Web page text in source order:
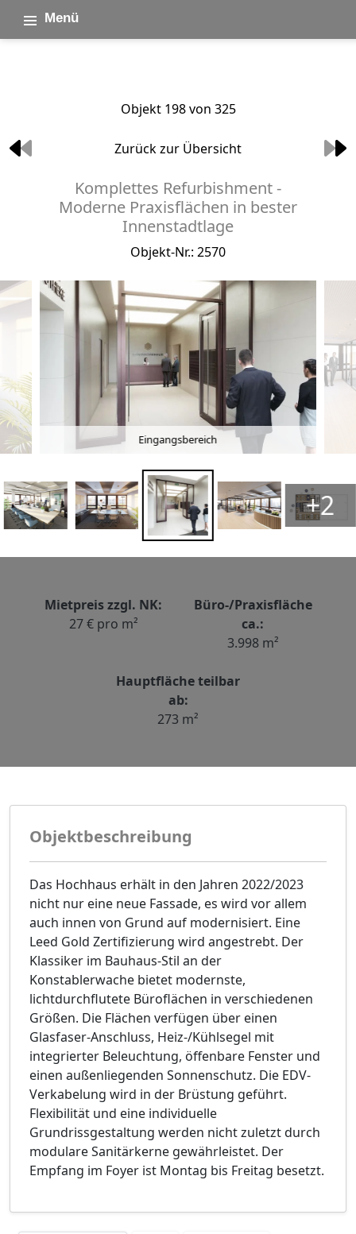
Menü
Objekt 198 von 325
Zurück zur Übersicht
Komplettes Refurbishment -
Moderne Praxisflächen in bester
Innenstadtlage
Objekt-Nr.: 2570
Eingangsbereich
+2
Mietpreis zzgl. NK:
27 € pro m²
Büro-/Praxisfläche
ca.:
3.998 m²
Hauptfläche teilbar
ab:
273 m²
Objektbeschreibung
Das Hochhaus erhält in den Jahren 2022/2023
nicht nur eine neue Fassade, es wird vor allem
auch innen von Grund auf modernisiert. Eine
Leed Gold Zertifizierung wird angestrebt. Der
Klassiker im Bauhaus-Stil an der
Konstablerwache bietet modernste,
lichtdurchflutete Büroflächen in verschiedenen
Größen. Die Flächen verfügen über einen
Glasfaser-Anschluss, Heiz-/Kühlsegel mit
integrierter Beleuchtung, öffenbare Fenster und
einen außenliegenden Sonnenschutz. Die EDV-
Verkabelung wird in der Brüstung geführt.
Flexibilität und eine individuelle
Grundrissgestaltung werden nicht zuletzt durch
modulare Sanitärkerne gewährleistet. Der
Empfang im Foyer ist Montag bis Freitag besetzt.